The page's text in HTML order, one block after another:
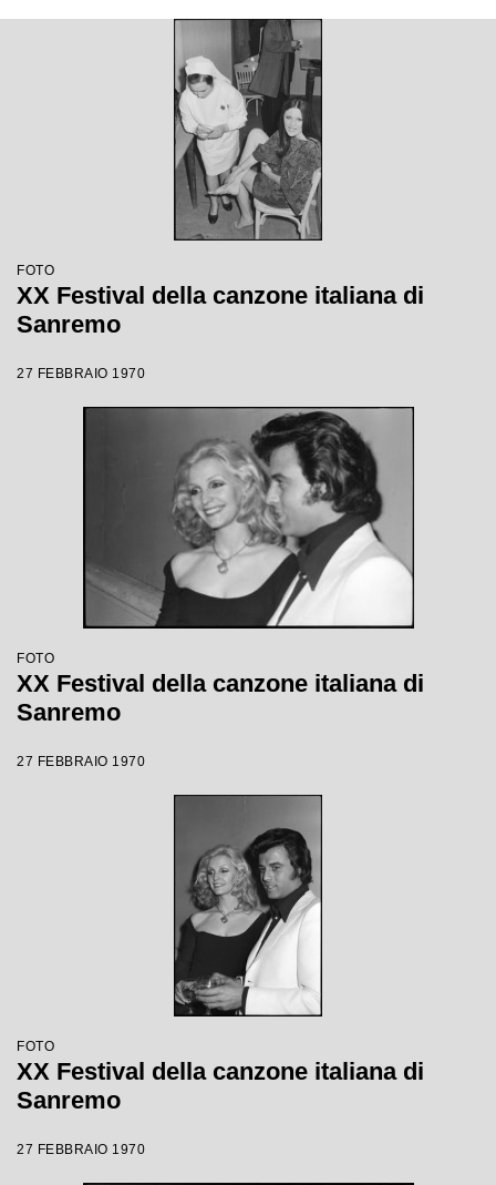
FOTO
XX Festival della canzone italiana di
Sanremo
27 FEBBRAIO 1970
FOTO
XX Festival della canzone italiana di
Sanremo
27 FEBBRAIO 1970
FOTO
XX Festival della canzone italiana di
Sanremo
27 FEBBRAIO 1970